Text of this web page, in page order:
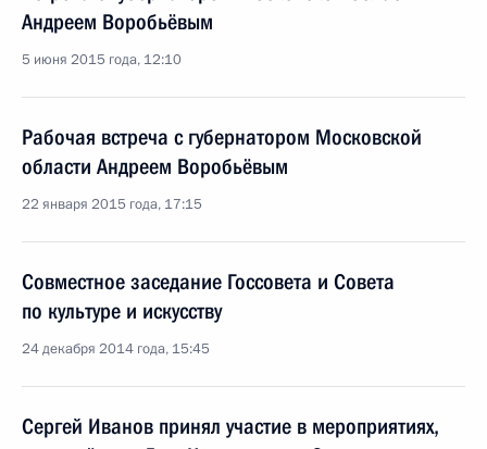
Андреем Воробьёвым
5 июня 2015 года, 12:10
Рабочая встреча с губернатором Московской
области Андреем Воробьёвым
22 января 2015 года, 17:15
Совместное заседание Госсовета и Совета
по культуре и искусству
24 декабря 2014 года, 15:45
Сергей Иванов принял участие в мероприятиях,